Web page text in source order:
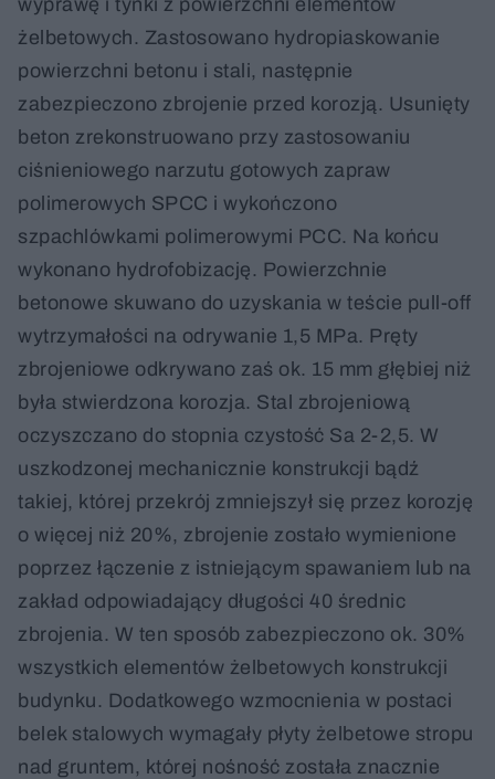
żelbetowych. Zastosowano hydropiaskowanie
powierzchni betonu i stali, następnie
zabezpieczono zbrojenie przed korozją. Usunięty
beton zrekonstruowano przy zastosowaniu
ciśnieniowego narzutu gotowych zapraw
polimerowych SPCC i wykończono
szpachlówkami polimerowymi PCC. Na końcu
wykonano hydrofobizację. Powierzchnie
betonowe skuwano do uzyskania w teście pull-off
wytrzymałości na odrywanie 1,5 MPa. Pręty
zbrojeniowe odkrywano zaś ok. 15 mm głębiej niż
była stwierdzona korozja. Stal zbrojeniową
oczyszczano do stopnia czystość Sa 2-2,5. W
uszkodzonej mechanicznie konstrukcji bądź
takiej, której przekrój zmniejszył się przez korozję
o więcej niż 20%, zbrojenie zostało wymienione
poprzez łączenie z istniejącym spawaniem lub na
zakład odpowiadający długości 40 średnic
zbrojenia. W ten sposób zabezpieczono ok. 30%
wszystkich elementów żelbetowych konstrukcji
budynku. Dodatkowego wzmocnienia w postaci
belek stalowych wymagały płyty żelbetowe stropu
nad gruntem, której nośność została znacznie